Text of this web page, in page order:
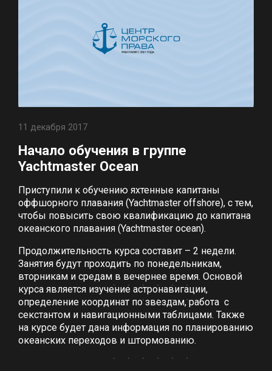
11 декабря 2017
Начало обучения в группе
Yachtmaster Ocean
Приступили к обучению яхтенные капитаны
оффшорного плавания (Yachtmaster offshore), с тем,
чтобы повысить свою квалификацию до капитана
океанского плавания (Yachtmaster ocean).
Продолжительность курса составит – 2 недели.
Занятия будут проходить по понедельникам,
вторникам и средам в вечернее время. Основой
курса является изучение астронавигации,
определение координат по звездам, работа с
секстантом и навигационными таблицами. Также
на курсе будет дана информация по планированию
океанских переходов и штормованию.